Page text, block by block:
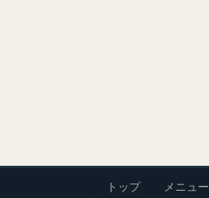
トップ メニュー